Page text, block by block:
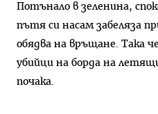
Потънало в зеленина,
пътя си насам забеляза
обядва на връщане. Така
убийци на борда на
почака.